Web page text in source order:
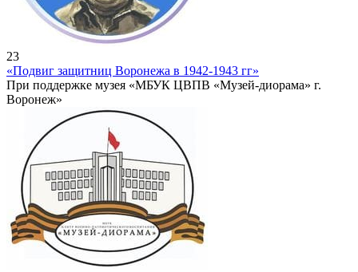
23
«Подвиг защитниц Воронежа в 1942-1943 гг»
При поддержке музея «МБУК ЦВПВ «Музей-диорама» г.
Воронеж»